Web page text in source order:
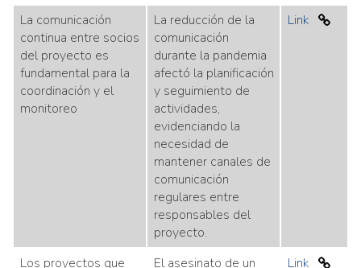
La comunicación
continua entre socios
del proyecto es
fundamental para la
coordinación y el
monitoreo
La reducción de la
comunicación
durante la pandemia
afectó la planificación
y seguimiento de
actividades,
evidenciando la
necesidad de
mantener canales de
comunicación
regulares entre
responsables del
proyecto.
Link
Los proyectos que
El asesinato de un
Link